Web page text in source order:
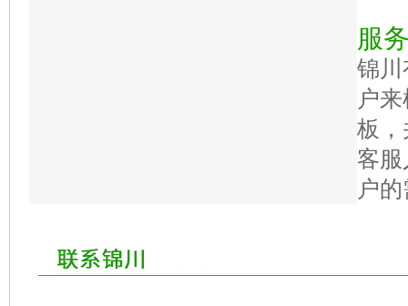
服
锦川
户
板，
客
户